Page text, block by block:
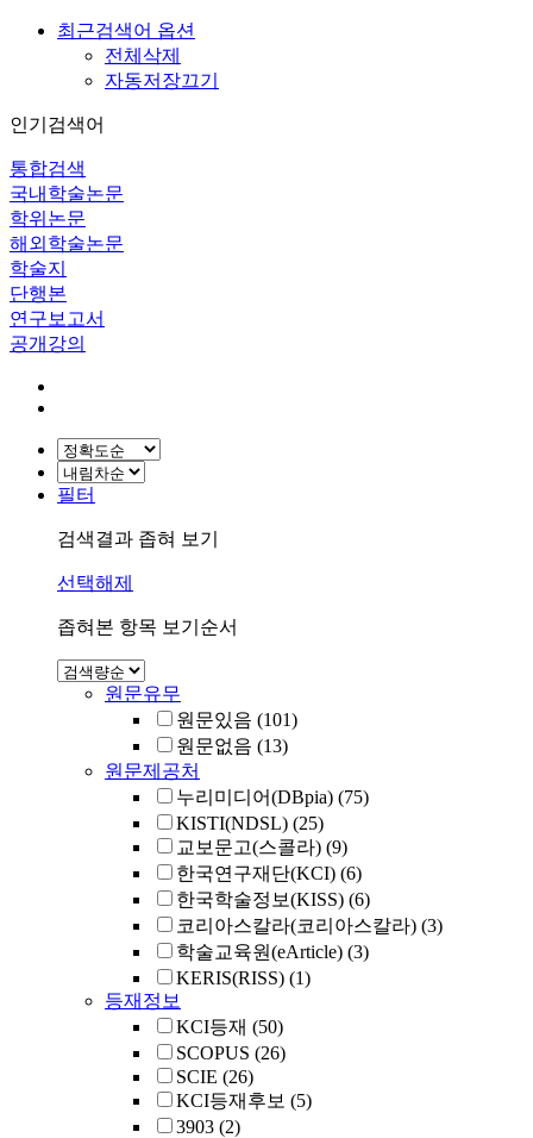
최근검색어 옵션
전체삭제
자동저장끄기
인기검색어
통합검색
국내학술논문
학위논문
해외학술논문
학술지
단행본
연구보고서
공개강의
필터
검색결과 좁혀 보기
선택해제
좁혀본 항목 보기순서
원문유무
원문있음 (101)
원문없음 (13)
원문제공처
누리미디어(DBpia) (75)
KISTI(NDSL) (25)
교보문고(스콜라) (9)
한국연구재단(KCI) (6)
한국학술정보(KISS) (6)
코리아스칼라(코리아스칼라) (3)
학술교육원(eArticle) (3)
KERIS(RISS) (1)
등재정보
KCI등재 (50)
SCOPUS (26)
SCIE (26)
KCI등재후보 (5)
3903 (2)